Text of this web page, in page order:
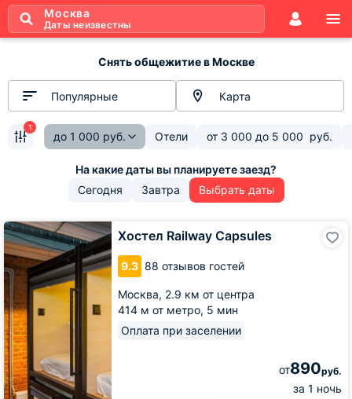
Москва
Даты неизвестны
Снять общежитие в Москве
Популярные Карта
до 1 000 руб. Отели от 3 000 до 5 000 руб.
1
Сегодня Завтра Выбрать даты
Хостел Railway Capsules
9.3 88 отзывов гостей
Москва, 2.9 км от центра
414 м от метро, 5 мин
Оплата при заселении
от890руб.
за 1 ночь
Хостел
Railway
Capsules